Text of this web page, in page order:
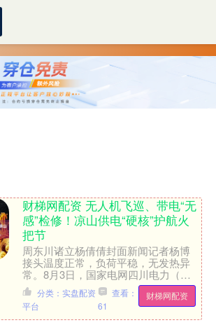
财梯网配资 无人机飞巡、带电“无
感”检修！凉山供电“硬核”护航火
把节
周东川诸立杨倩倩封面新闻记者杨博
接头温度正常，负荷平稳，无发热异
常。8月3日，国家电网四川电力（凉
山德昌）共产党员服务队队员在德昌县
德州街道开展特殊巡视，手持....
财梯网配资
分类：实盘配资
平台
查看：
61